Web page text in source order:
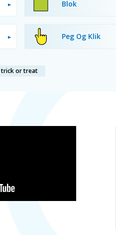
Blok
Peg Og Klik
trick or treat